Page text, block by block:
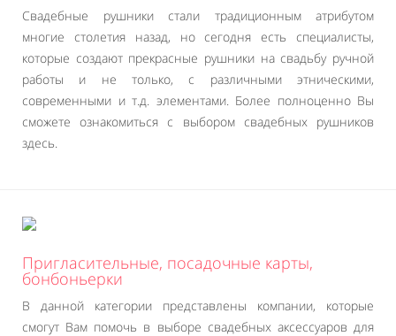
Свадебные рушники стали традиционным атрибутом
многие столетия назад, но сегодня есть специалисты,
которые создают прекрасные рушники на свадьбу ручной
работы и не только, с различными этническими,
современными и т.д. элементами. Более полноценно Вы
сможете ознакомиться с выбором свадебных рушников
здесь.
Пригласительные, посадочные карты,
бонбоньерки
В данной категории представлены компании, которые
смогут Вам помочь в выборе свадебных аксессуаров для